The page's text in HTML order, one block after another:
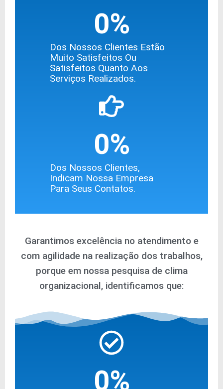
Dos Nossos Clientes Estão
Muito Satisfeitos Ou
Satisfeitos Quanto Aos
Serviços Realizados.
0%
Dos Nossos Clientes,
Indicam Nossa Empresa
Para Seus Contatos.
0%
Garantimos excelência no atendimento e
com agilidade na realização dos trabalhos,
porque em nossa pesquisa de clima
organizacional, identificamos que:
0%